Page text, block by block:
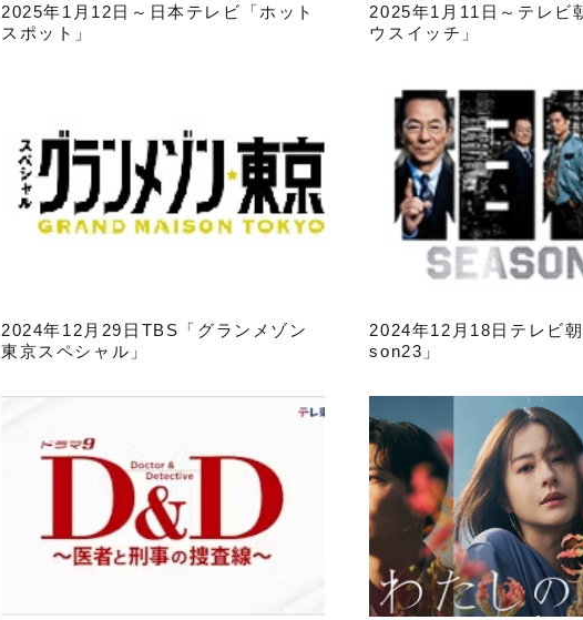
2025年1月12日～日本テレビ「ホット
スポット」
2025年1月11日～テレビ
ウスイッチ」
2024年12月29日TBS「グランメゾン
東京スペシャル」
2024年12月18日テレビ
son23」